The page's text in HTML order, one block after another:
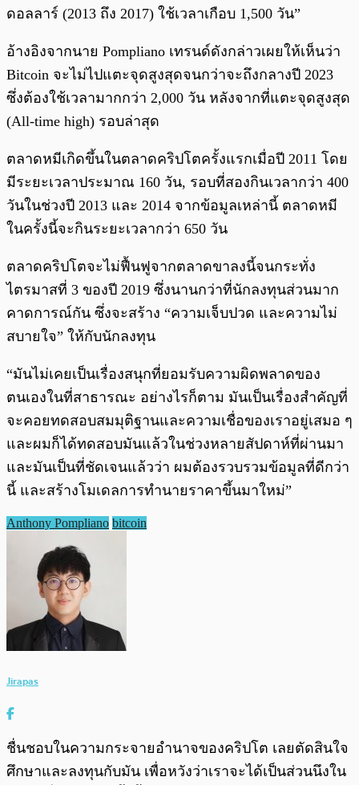
ดอลลาร์ (2013 ถึง 2017) ใช้เวลาเกือบ 1,500 วัน”
อ้างอิงจากนาย Pompliano เทรนด์ดังกล่าวเผยให้เห็นว่า
Bitcoin จะไม่ไปแตะจุดสูงสุดจนกว่าจะถึงกลางปี 2023
ซึ่งต้องใช้เวลามากกว่า 2,000 วัน หลังจากที่แตะจุดสูงสุด
(All-time high) รอบล่าสุด
ตลาดหมีเกิดขึ้นในตลาดคริปโตครั้งแรกเมื่อปี 2011 โดย
มีระยะเวลาประมาณ 160 วัน, รอบที่สองกินเวลากว่า 400
วันในช่วงปี 2013 และ 2014 จากข้อมูลเหล่านี้ ตลาดหมี
ในครั้งนี้จะกินระยะเวลากว่า 650 วัน
ตลาดคริปโตจะไม่ฟื้นฟูจากตลาดขาลงนี้จนกระทั่ง
ไตรมาสที่ 3 ของปี 2019 ซึ่งนานกว่าที่นักลงทุนส่วนมาก
คาดการณ์กัน ซึ่งจะสร้าง “ความเจ็บปวด และความไม่
สบายใจ” ให้กับนักลงทุน
“มันไม่เคยเป็นเรื่องสนุกที่ยอมรับความผิดพลาดของ
ตนเองในที่สาธารณะ อย่างไรก็ตาม มันเป็นเรื่องสำคัญที่
จะคอยทดสอบสมมุติฐานและความเชื่อของเราอยู่เสมอ ๆ
และผมก็ได้ทดสอบมันแล้วในช่วงหลายสัปดาห์ที่ผ่านมา
และมันเป็นที่ชัดเจนแล้วว่า ผมต้องรวบรวมข้อมูลที่ดีกว่า
นี้ และสร้างโมเดลการทำนายราคาขึ้นมาใหม่”
Anthony Pompliano bitcoin
Jirapas
ชื่นชอบในความกระจายอำนาจของคริปโต เลยตัดสินใจ
ศึกษาและลงทุนกับมัน เพื่อหวังว่าเราจะได้เป็นส่วนนึงใน